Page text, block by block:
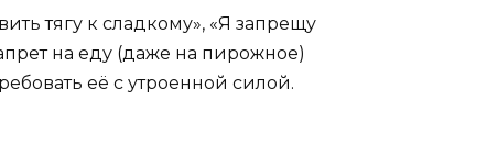
тягу к сладкому», «Я запрещу
на еду (даже на пирожное)
её с утроенной силой.